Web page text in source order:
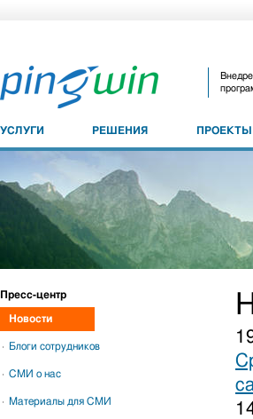
УСЛУГИ РЕШЕНИЯ ПРОЕКТЫ
Пресс-центр
Новости
Блоги сотрудников
СМИ о нас
Материалы для СМИ